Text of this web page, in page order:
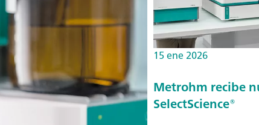
15 ene 2026
Metrohm recibe
SelectScience®